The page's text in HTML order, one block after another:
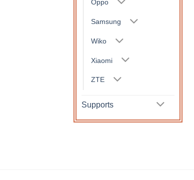
Oppo
Samsung
Wiko
Xiaomi
ZTE
Supports